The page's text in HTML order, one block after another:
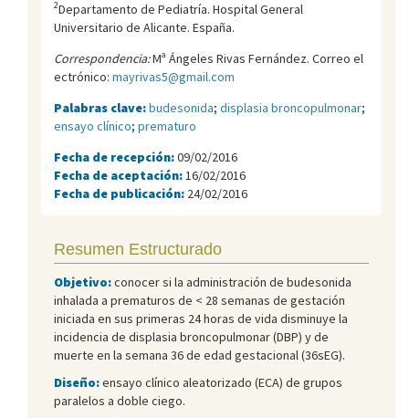
2Departamento de Pediatría. Hospital General
Universitario de Alicante. España.
Correspondencia:Mª Ángeles Rivas Fernández. Correo el
ectrónico: mayrivas5@gmail.com
Palabras clave:budesonida; displasia broncopulmonar;
ensayo clínico; prematuro
Fecha de recepción:09/02/2016
Fecha de aceptación: 16/02/2016
Fecha de publicación: 24/02/2016
Resumen Estructurado
Objetivo:conocer si la administración de budesonida
inhalada a prematuros de < 28 semanas de gestación
iniciada en sus primeras 24 horas de vida disminuye la
incidencia de displasia broncopulmonar (DBP) y de
muerte en la semana 36 de edad gestacional (36sEG).
Diseño:ensayo clínico aleatorizado (ECA) de grupos
paralelos a doble ciego.